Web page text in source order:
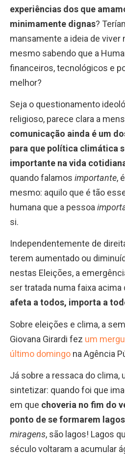
experiências dos que
minimamente dignas?
mansamente a ideia de viver
mesmo sabendo que a
financeiros, tecnológicos e
melhor?
Seja o questionamento
religioso, parece clara a
comunicação ainda é um
para que política climática
importante na vida
quando falamos importante,
mesmo: aquilo que é tão
humana que a pessoa
si.
Independentemente de
terem aumentado ou
nestas Eleições, a
ser tratada numa faixa
afeta a todos, importa a
Sobre eleições e clima, a
Giovana Girardi fez um
último domingo na Agência
Já sobre a ressaca do clima,
sintetizar: quando foi que
em que choveria no fim do
ponto de se formarem lagos
miragens, são lagos! Lagos
século voltaram a acumular